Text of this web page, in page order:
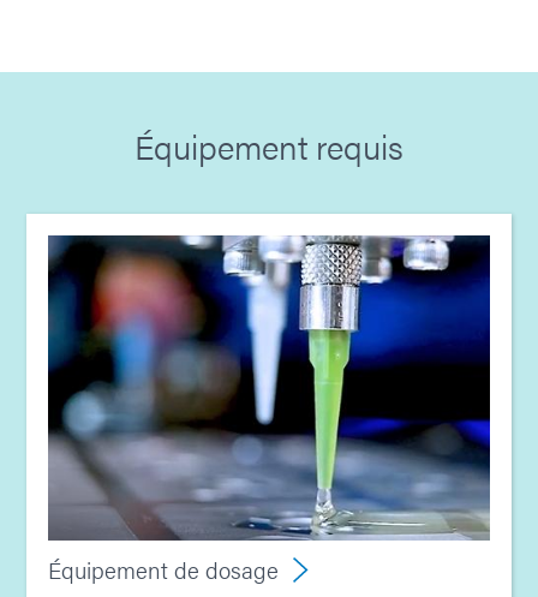
Guide : Assemblage électronique (Europe|EN)
Guide : Objets Connectés Intelligents (Europe|FR)
Guide: Electronics Assembly (Europe|FR)
Guide: Electronics Assembly (Europe|DE)
Guide : Équipement de photopolymérisation
(Europe|FR)
Guide : Équipement de dosage (Europe|FR)
Équipement requis
Équipement de dosage